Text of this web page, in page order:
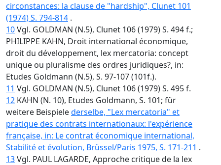
circonstances: la clause de "hardship", Clunet 101
(1974) S. 794-814 .
10Vgl. GOLDMAN (N.5), Clunet 106 (1979) S. 494 f.;
PHILIPPE KAHN, Droit international économique,
droit du développement, lex mercatoria: concept
unique ou pluralisme des ordres juridiques?, in:
Etudes Goldmann (N.5), S. 97-107 (101f.).
11 Vgl. GOLDMAN (N.5), Clunet 106 (1979) S. 495 f.
12 KAHN (N. 10), Etudes Goldmann, S. 101; für
weitere Beispielederselbe, "Lex mercatoria" et
pratique des contrats internationaux: l'expérience
française, in: Le contrat économique international,
Stabilité et évolution, Brüssel/Paris 1975, S. 171-211 .
13Vgl. PAUL LAGARDE, Approche critique de la lex